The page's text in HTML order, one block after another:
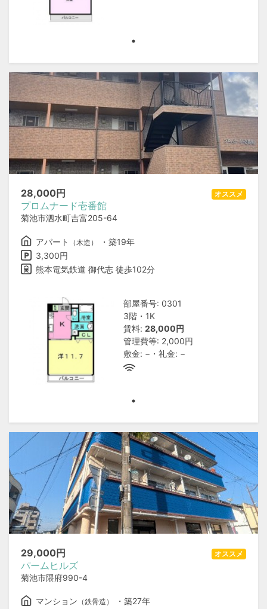
28,000円
プロムナード壱番館
菊池市泗水町吉富205-64
オススメ
アパート （木造）
・築19年
3,300円
熊本電気鉄道 御代志 徒歩102分
部屋番号: 0301
3階・1K
賃料: 28,000円
管理費等: 2,000円
敷金: −・礼金: −
29,000円
パームヒルズ
菊池市隈府990-4
オススメ
マンション （鉄骨造）
・築27年